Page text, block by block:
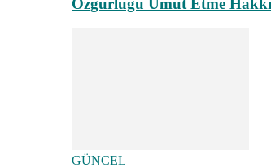
Özgürlüğü Umut Etme Hakkı
GÜNCEL